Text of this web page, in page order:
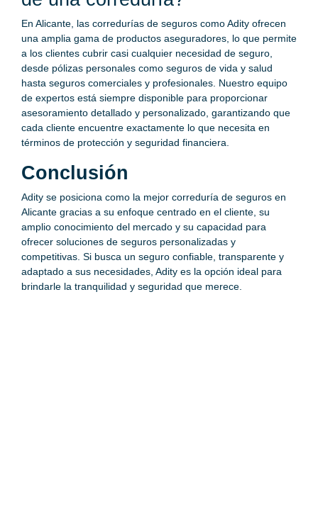
En Alicante, las corredurías de seguros como Adity ofrecen
una amplia gama de productos aseguradores, lo que permite
a los clientes cubrir casi cualquier necesidad de seguro,
desde pólizas personales como seguros de vida y salud
hasta seguros comerciales y profesionales. Nuestro equipo
de expertos está siempre disponible para proporcionar
asesoramiento detallado y personalizado, garantizando que
cada cliente encuentre exactamente lo que necesita en
términos de protección y seguridad financiera.
Conclusión
Adity se posiciona como la mejor correduría de seguros en
Alicante gracias a su enfoque centrado en el cliente, su
amplio conocimiento del mercado y su capacidad para
ofrecer soluciones de seguros personalizadas y
competitivas. Si busca un seguro confiable, transparente y
adaptado a sus necesidades, Adity es la opción ideal para
brindarle la tranquilidad y seguridad que merece.